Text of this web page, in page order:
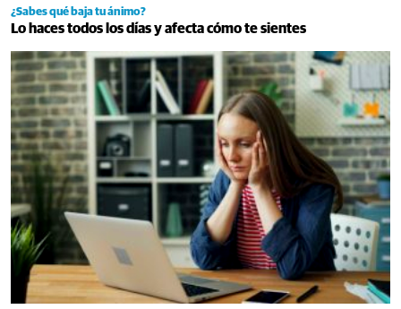
¿Sabes qué baja tu ánimo?
Lo haces todos los días y afecta cómo te sientes